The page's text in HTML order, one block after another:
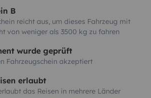
B
reicht aus, um dieses Fahrzeug mit
von weniger als 3500 kg zu fahren
wurde geprüft
Fahrzeugschein akzeptiert
erlaubt
das Reisen in mehrere Länder